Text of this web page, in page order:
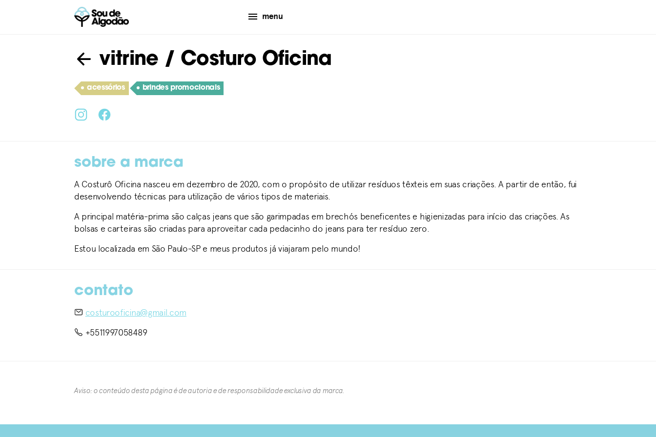
menu
vitrine / Costuro Oficina
acessórios brindes promocionais​
sobre a marca
A Costurô Oficina nasceu em dezembro de 2020, com o propósito de utilizar resíduos têxteis em suas criações. A partir de então, fui
desenvolvendo técnicas para utilização de vários tipos de materiais.
A principal matéria-prima são calças jeans que são garimpadas em brechós beneficentes e higienizadas para início das criações. As
bolsas e carteiras são criadas para aproveitar cada pedacinho do jeans para ter resíduo zero.
Estou localizada em São Paulo-SP e meus produtos já viajaram pelo mundo!
contato
costurooficina@gmail.com
+5511997058489
Aviso: o conteúdo desta página é de autoria e de responsabilidade exclusiva da marca.​